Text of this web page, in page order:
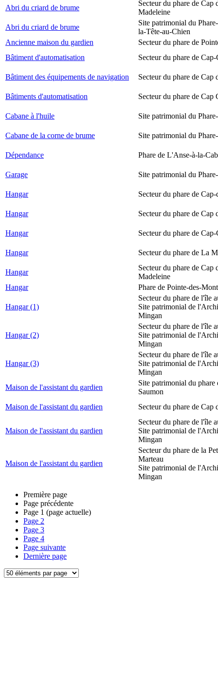
Abri du criard de brume
Secteur du phare de Cap
Madeleine
Abri du criard de brume
Site patrimonial du
la-Tête-au-Chien
Ancienne maison du gardien
Secteur du phare de
Bâtiment d'automatisation
Secteur du phare de Cap-
Bâtiment des équipements de navigation Secteur du phare de Cap
Bâtiments d'automatisation Secteur du phare de Cap
Cabane à l'huile Site patrimonial du
Cabane de la corne de brume Site patrimonial du
Dépendance Phare de L'Anse-à-la-
Garage Site patrimonial du
Hangar Secteur du phare de Cap-
Hangar Secteur du phare de Cap
Hangar Secteur du phare de Cap-
Hangar Secteur du phare de La
Hangar
Secteur du phare de Cap
Madeleine
Hangar
Phare de Pointe-des-
Hangar (1)
Secteur du phare de l'île
Site patrimonial de
Mingan
Hangar (2)
Secteur du phare de l'île
Site patrimonial de
Mingan
Hangar (3)
Secteur du phare de l'île
Site patrimonial de
Mingan
Maison de l'assistant du gardien
Site patrimonial du phare
Saumon
Maison de l'assistant du gardien
Secteur du phare de Cap
Maison de l'assistant du gardien
Secteur du phare de l'île
Site patrimonial de
Mingan
Maison de l'assistant du gardien
Secteur du phare de la
Marteau
Site patrimonial de
Mingan
Première page
Page précédente
Page 1 (page actuelle)
Page 2
Page 3
Page 4
Page suivante
Dernière page